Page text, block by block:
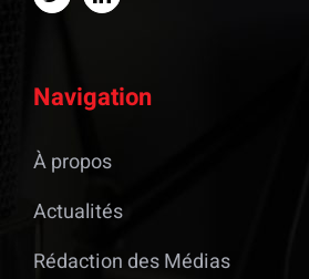
Navigation
À propos
Actualités
Rédaction des Médias